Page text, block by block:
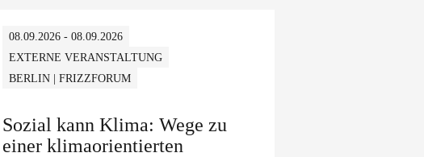
08.09.2026 - 08.09.2026
EXTERNE VERANSTALTUNG
BERLIN | FRIZZFORUM
Sozial kann Klima: Wege zu
einer klimaorientierten